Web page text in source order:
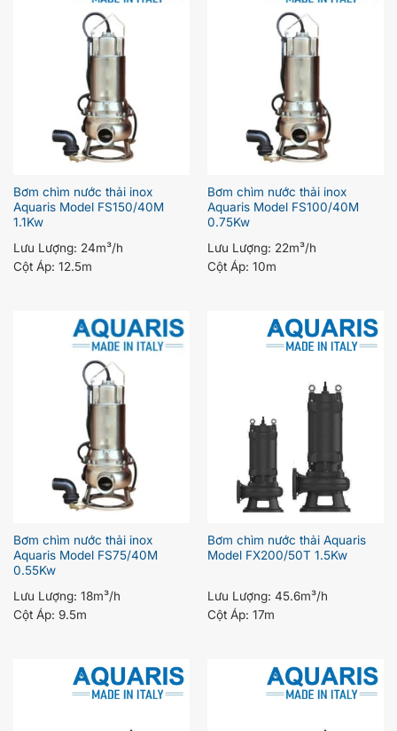
Bơm chìm nước thải inox
Aquaris Model FS150/40M
1.1Kw
Lưu Lượng: 24m³/h
Cột Áp: 12.5m
Bơm chìm nước thải inox
Aquaris Model FS100/40M
0.75Kw
Lưu Lượng: 22m³/h
Cột Áp: 10m
Bơm chìm nước thải inox
Aquaris Model FS75/40M
0.55Kw
Lưu Lượng: 18m³/h
Cột Áp: 9.5m
Bơm chìm nước thải Aquaris
Model FX200/50T 1.5Kw
Lưu Lượng: 45.6m³/h
Cột Áp: 17m